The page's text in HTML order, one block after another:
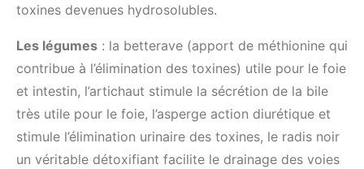
toxines devenues hydrosolubles.
Les légumes : la betterave (apport de méthionine qui
contribue à l’élimination des toxines) utile pour le foie
et intestin, l’artichaut stimule la sécrétion de la bile
très utile pour le foie, l’asperge action diurétique et
stimule l’élimination urinaire des toxines, le radis noir
un véritable détoxifiant facilite le drainage des voies